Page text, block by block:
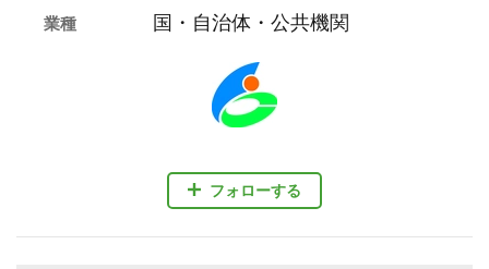
フォローする
業種 国・自治体・公共機関